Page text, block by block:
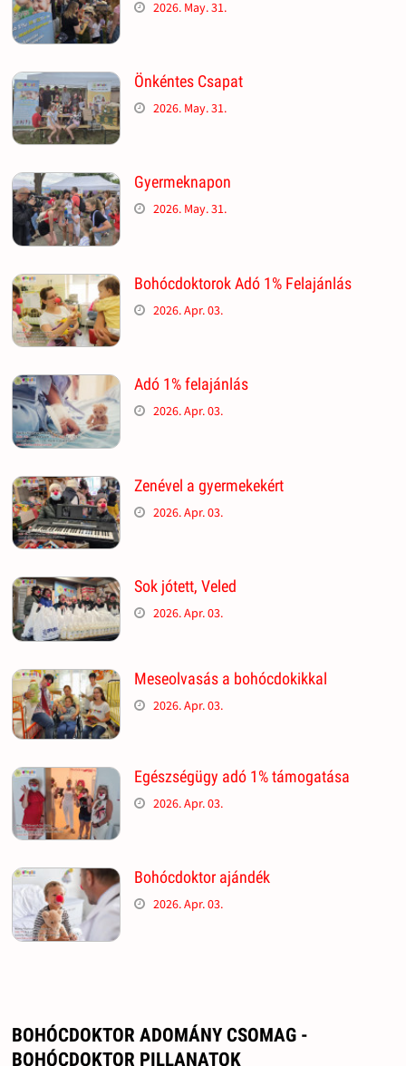
2026. May. 31.
Önkéntes Csapat
2026. May. 31.
Gyermeknapon
2026. May. 31.
Bohócdoktorok Adó 1% Felajánlás
2026. Apr. 03.
Adó 1% felajánlás
2026. Apr. 03.
Zenével a gyermekekért
2026. Apr. 03.
Sok jótett, Veled
2026. Apr. 03.
Meseolvasás a bohócdokikkal
2026. Apr. 03.
Egészségügy adó 1% támogatása
2026. Apr. 03.
Bohócdoktor ajándék
2026. Apr. 03.
BOHÓCDOKTOR ADOMÁNY CSOMAG -
BOHÓCDOKTOR PILLANATOK